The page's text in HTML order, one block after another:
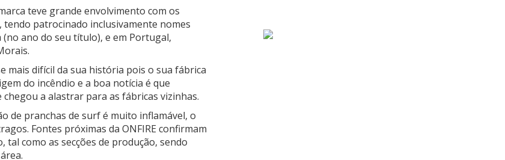
teve grande envolvimento com os
tendo patrocinado inclusivamente nomes
(no ano do seu título), e em Portugal,
mais difícil da sua história pois o sua fábrica
do incêndio e a boa notícia é que
a alastrar para as fábricas vizinhas.
de pranchas de surf é muito inflamável, o
Fontes próximas da ONFIRE confirmam
como as secções de produção, sendo